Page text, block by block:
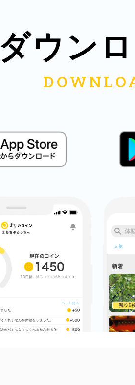
ダウン
相模原
八女
日立
滋賀県